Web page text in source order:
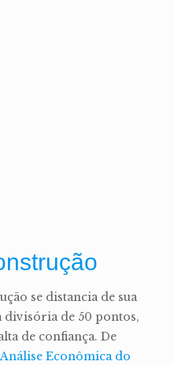
se distancia de sua
divisória de 50 pontos,
de confiança. De
Análise Econômica do